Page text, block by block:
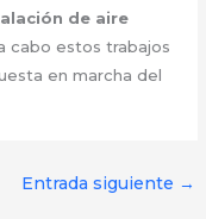
de aire
cabo estos trabajos
en marcha del
Entrada siguiente →